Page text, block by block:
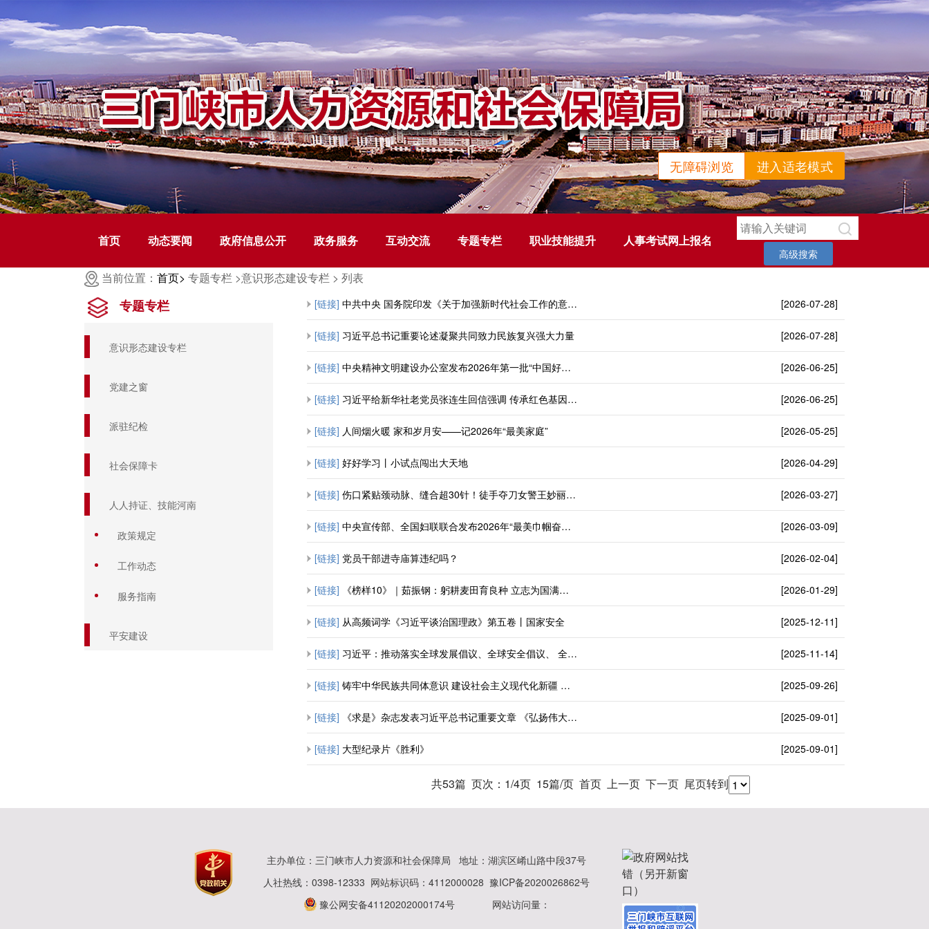
无障碍浏览 进入适老模式
首页 动态要闻 政府信息公开 政务服务 互动交流 专题专栏 职业技能提升 人事考试网上报名
高级搜索
当前位置： 首页> 专题专栏 >意识形态建设专栏 > 列表
专题专栏
意识形态建设专栏
党建之窗
派驻纪检
社会保障卡
人人持证、技能河南
政策规定
工作动态
服务指南
平安建设
[链接] 中共中央 国务院印发《关于加强新时代社会工作的意见》 [2026-07-28]
[链接] 习近平总书记重要论述凝聚共同致力民族复兴强大力量 [2026-07-28]
[链接] 中央精神文明建设办公室发布2026年第一批“中国好人榜” [2026-06-25]
[链接] 习近平给新华社老党员张连生回信强调 传承红色基因 在新征程上书写优异答卷 [2026-06-25]
[链接] 人间烟火暖 家和岁月安——记2026年“最美家庭” [2026-05-25]
[链接] 好好学习丨小试点闯出大天地 [2026-04-29]
[链接] 伤口紧贴颈动脉、缝合超30针！徒手夺刀女警王妙丽获表彰！ [2026-03-27]
[链接] 中央宣传部、全国妇联联合发布2026年“最美巾帼奋斗者”先进事迹 [2026-03-09]
[链接] 党员干部进寺庙算违纪吗？ [2026-02-04]
[链接] 《榜样10》｜茹振钢：躬耕麦田育良种 立志为国满粮仓 [2026-01-29]
[链接] 从高频词学《习近平谈治国理政》第五卷丨国家安全 [2025-12-11]
[链接] 习近平：推动落实全球发展倡议、全球安全倡议、 全球文明倡议、全球治理倡议 [2025-11-14]
[链接] 铸牢中华民族共同体意识 建设社会主义现代化新疆 ——热烈庆祝新疆维吾尔自治区成立七十周年 [2025-09-26]
[链接] 《求是》杂志发表习近平总书记重要文章 《弘扬伟大抗战精神，向着中华民族伟大复兴的光辉彼岸奋勇前进》 [2025-09-01]
[链接] 大型纪录片《胜利》 [2025-09-01]
共53篇 页次：1/4页 15篇/页 首页 上一页 下一页 尾页转到
主办单位：三门峡市人力资源和社会保障局
地址：湖滨区崤山路中段37号
人社热线：0398-12333 网站标识码：4112000028 豫ICP备2020026862号
豫公网安备41120202000174号
网站访问量：